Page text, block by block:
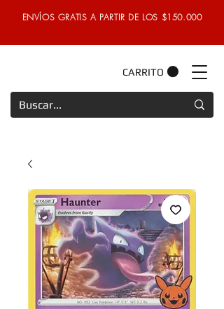
ENVÍOS GRATIS A PARTIR DE LOS $150.000
CARRITO